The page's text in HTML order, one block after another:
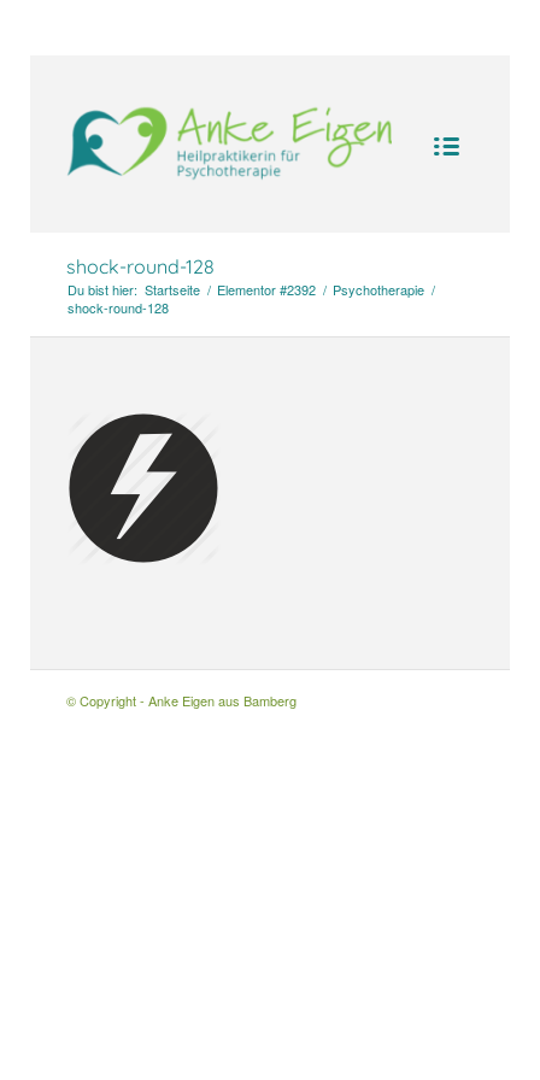
shock-round-128
Du bist hier: Startseite / Elementor #2392 / Psychotherapie /
shock-round-128
© Copyright - Anke Eigen aus Bamberg